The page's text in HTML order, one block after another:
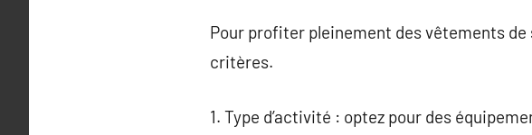
Pour profiter pleinement des vêtements
critères.
1. Type d’activité : optez pour des